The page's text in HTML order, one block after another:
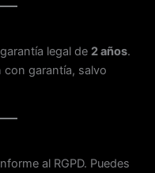
legal de 2 años.
garantía, salvo
al RGPD. Puedes